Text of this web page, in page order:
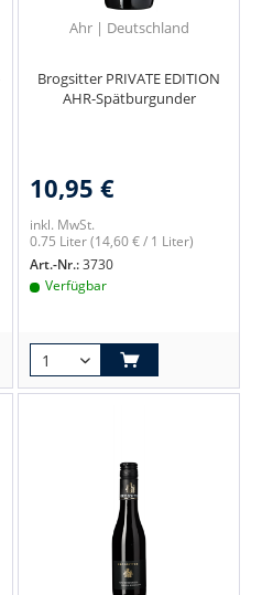
Ahr | Deutschland
Brogsitter PRIVATE EDITION
AHR-Spätburgunder
10,95 €
inkl. MwSt.
0.75 Liter(14,60 € / 1 Liter)
Art.-Nr.:3730
Verfügbar